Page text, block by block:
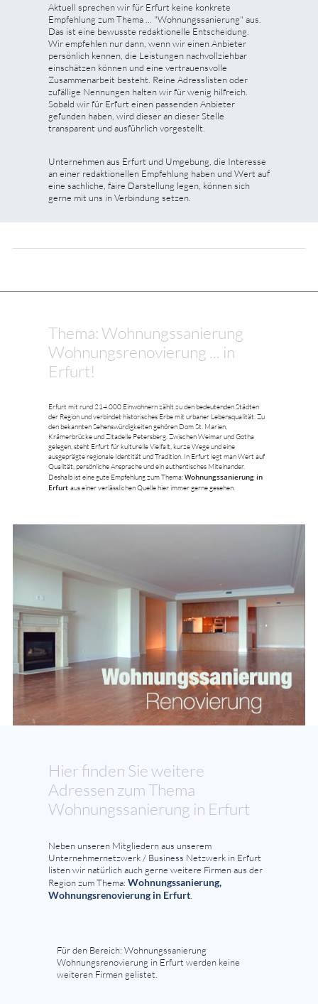
Aktuell sprechen wir für Erfurt keine konkrete
Empfehlung zum Thema ... "Wohnungssanierung" aus.
Das ist eine bewusste redaktionelle Entscheidung.
Wir empfehlen nur dann, wenn wir einen Anbieter
persönlich kennen, die Leistungen nachvollziehbar
einschätzen können und eine vertrauensvolle
Zusammenarbeit besteht. Reine Adresslisten oder
zufällige Nennungen halten wir für wenig hilfreich.
Sobald wir für Erfurt einen passenden Anbieter
gefunden haben, wird dieser an dieser Stelle
transparent und ausführlich vorgestellt.
Unternehmen aus Erfurt und Umgebung, die Interesse
an einer redaktionellen Empfehlung haben und Wert auf
eine sachliche, faire Darstellung legen, können sich
gerne mit uns in Verbindung setzen.
Thema: Wohnungssanierung
Wohnungsrenovierung ... in
Erfurt!
Erfurt mit rund 214.000 Einwohnern zählt zu den bedeutenden Städten
der Region und verbindet historisches Erbe mit urbaner Lebensqualität. Zu
den bekannten Sehenswürdigkeiten gehören Dom St. Marien,
Krämerbrücke und Zitadelle Petersberg. Zwischen Weimar und Gotha
gelegen, steht Erfurt für kulturelle Vielfalt, kurze Wege und eine
ausgeprägte regionale Identität und Tradition. In Erfurt legt man Wert auf
Qualität, persönliche Ansprache und ein authentisches Miteinander.
Deshalb ist eine gute Empfehlung zum Thema:Wohnungssanierung in
Erfurt aus einer verlässlichen Quelle hier immer gerne gesehen.
Hier finden Sie weitere
Adressen zum Thema
Wohnungssanierung in Erfurt
Neben unseren Mitgliedern aus unserem
Unternehmernetzwerk / Business Netzwerk in Erfurt
listen wir natürlich auch gerne weitere Firmen aus der
Region zum Thema: Wohnungssanierung,
Wohnungsrenovierung in Erfurt.
Für den Bereich: Wohnungssanierung
Wohnungsrenovierung in Erfurt werden keine
weiteren Firmen gelistet.